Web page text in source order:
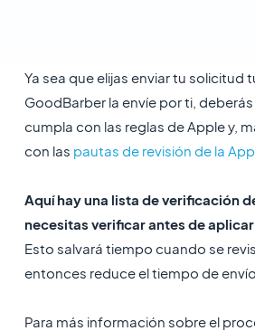
Ya sea que elijas enviar tu solicitud
GoodBarber la envíe por ti,
cumpla con las reglas de Apple y,
con las pautas de revisión de la
Aquí hay una lista de verificación
necesitas verificar antes de
Esto salvará tiempo cuando se
entonces reduce el tiempo de
Para más información sobre el